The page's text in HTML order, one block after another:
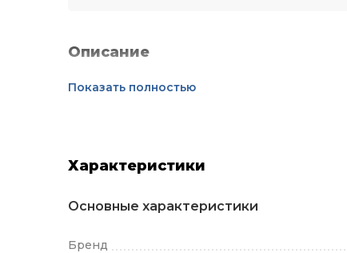
Описание
Показать полностью
Характеристики
Основные характеристики
Бренд